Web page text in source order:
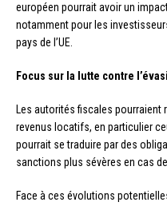
européen pourrait avoir un
notamment pour les
pays de l’UE.
Focus sur la lutte contre
Les autorités fiscales
revenus locatifs, en particulier
pourrait se traduire par des
sanctions plus sévères en cas
Face à ces évolutions